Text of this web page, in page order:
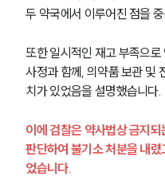
두 약국에서 이루어진 점을
또한 일시적인 재고 부족으
사정과 함께, 의약품 보관 및
치가 있었음을 설명했습니다.
이에 검찰은 약사법상 금지되
판단하여 불기소 처분을 내
었습니다.